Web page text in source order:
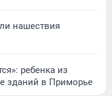
нашествия
ребенка из
зданий в Приморье